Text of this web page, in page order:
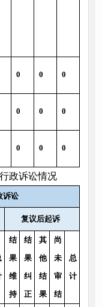
0 0 0
0 0 0
0 0 0
政诉讼情况
诉讼
复议后起诉
结
果
维
持
结
果
纠
正
其
他
结
果
尚
未
审
结
总
计